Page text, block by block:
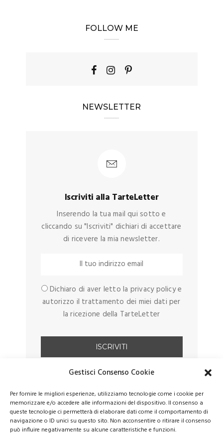
Gestisci Consenso Cookie
Per fornire le migliori esperienze, utilizziamo tecnologie come i cookie per
memorizzare e/o accedere alle informazioni del dispositivo. Il consenso a
queste tecnologie ci permetterà di elaborare dati come il comportamento di
navigazione o ID unici su questo sito. Non acconsentire o ritirare il consenso
può influire negativamente su alcune caratteristiche e funzioni.
FOLLOW ME
NEWSLETTER
Iscriviti alla TarteLetter
Inserendo la tua mail qui sotto e
cliccando su "Iscriviti" dichiari di accettare
di ricevere la mia newsletter.
Dichiaro di aver letto la privacy policy e
autorizzo il trattamento dei miei dati per
la ricezione della TarteLetter